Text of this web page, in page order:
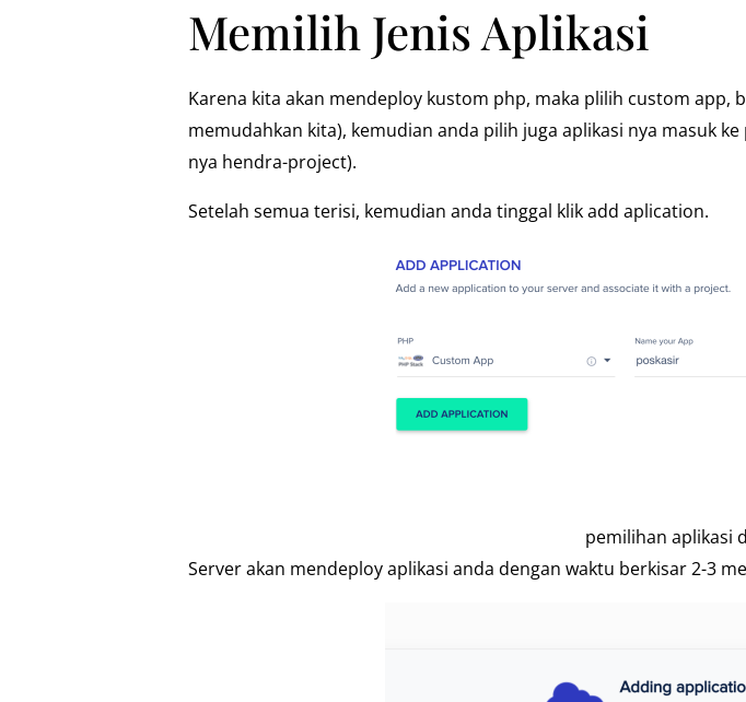
Memilih Jenis Aplikasi
Karena kita akan mendeploy kustom php, maka plilih custom app,
memudahkan kita), kemudian anda pilih juga aplikasi nya masuk
nya hendra-project).
Setelah semua terisi, kemudian anda tinggal klik add aplication.
pemilihan aplikasi
Server akan mendeploy aplikasi anda dengan waktu berkisar 2-3